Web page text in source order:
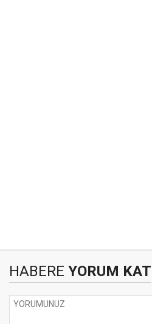
HABERE YORUM KAT